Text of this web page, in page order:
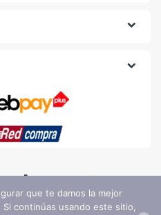
que te damos la mejor
continúas usando este sitio,